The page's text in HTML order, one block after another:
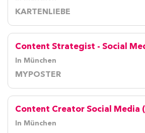
KARTENLIEBE
Content Strategist - Social
In München
MYPOSTER
Content Creator Social Media
In München